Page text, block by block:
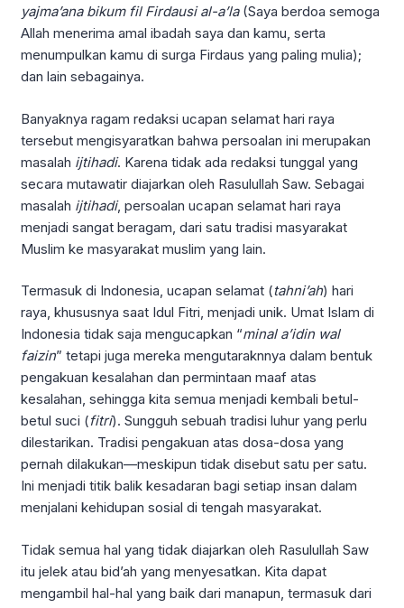
yajma’ana bikum fil Firdausi al-a’la(Saya berdoa semoga
Allah menerima amal ibadah saya dan kamu, serta
menumpulkan kamu di surga Firdaus yang paling mulia);
dan lain sebagainya.
Banyaknya ragam redaksi ucapan selamat hari raya
tersebut mengisyaratkan bahwa persoalan ini merupakan
masalah ijtihadi. Karena tidak ada redaksi tunggal yang
secara mutawatir diajarkan oleh Rasulullah Saw. Sebagai
masalah ijtihadi, persoalan ucapan selamat hari raya
menjadi sangat beragam, dari satu tradisi masyarakat
Muslim ke masyarakat muslim yang lain.
Termasuk di Indonesia, ucapan selamat (tahni’ah) hari
raya, khususnya saat Idul Fitri, menjadi unik. Umat Islam di
Indonesia tidak saja mengucapkan “minal a’idin wal
faizin” tetapi juga mereka mengutaraknnya dalam bentuk
pengakuan kesalahan dan permintaan maaf atas
kesalahan, sehingga kita semua menjadi kembali betul-
betul suci (fitri). Sungguh sebuah tradisi luhur yang perlu
dilestarikan. Tradisi pengakuan atas dosa-dosa yang
pernah dilakukan—meskipun tidak disebut satu per satu.
Ini menjadi titik balik kesadaran bagi setiap insan dalam
menjalani kehidupan sosial di tengah masyarakat.
Tidak semua hal yang tidak diajarkan oleh Rasulullah Saw
itu jelek atau bid’ah yang menyesatkan. Kita dapat
mengambil hal-hal yang baik dari manapun, termasuk dari